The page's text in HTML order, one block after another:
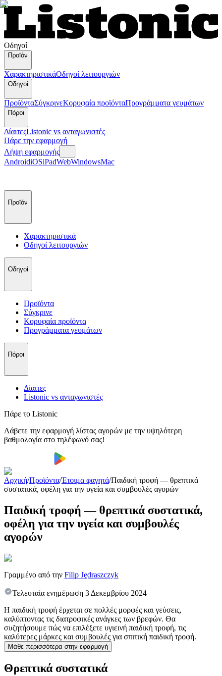
Οδηγοί
Προϊόν
ΧαρακτηριστικάΟδηγοί λειτουργιών
Οδηγοί
ΠροϊόνταΣύγκρινεΚορυφαία προϊόνταПρογράμματα γευμάτων
Πόροι
ΔίαιτεςListonic vs ανταγωνιστές
Πάρε την εφαρμογή
Λήψη εφαρμογής
AndroidiOSiPadWebWindowsMac
Προϊόν
Χαρακτηριστικά
Οδηγοί λειτουργιών
Οδηγοί
Προϊόντα
Σύγκρινε
Κορυφαία προϊόντα
Пρογράμματα γευμάτων
Πόροι
Δίαιτες
Listonic vs ανταγωνιστές
Πάρε το Listonic
Λάβετε την εφαρμογή λίστας αγορών με την υψηλότερη
βαθμολογία στο τηλέφωνό σας!
Αρχική/Προϊόντα/Έτοιμα φαγητά/Παιδική τροφή — θρεπτικά
συστατικά, οφέλη για την υγεία και συμβουλές αγορών
Παιδική τροφή — θρεπτικά συστατικά,
οφέλη για την υγεία και συμβουλές
αγορών
Γραμμένο από την Filip Jędraszczyk
Τελευταία ενημέρωση 3 Δεκεμβρίου 2024
Η παιδική τροφή έρχεται σε πολλές μορφές και γεύσεις,
καλύπτοντας τις διατροφικές ανάγκες των βρεφών. Θα
συζητήσουμε πώς να επιλέξετε υγιεινή παιδική τροφή, τις
καλύτερες μάρκες και συμβουλές για σπιτική παιδική τροφή.
Μάθε περισσότερα στην εφαρμογή
Θρεπτικά συστατικά